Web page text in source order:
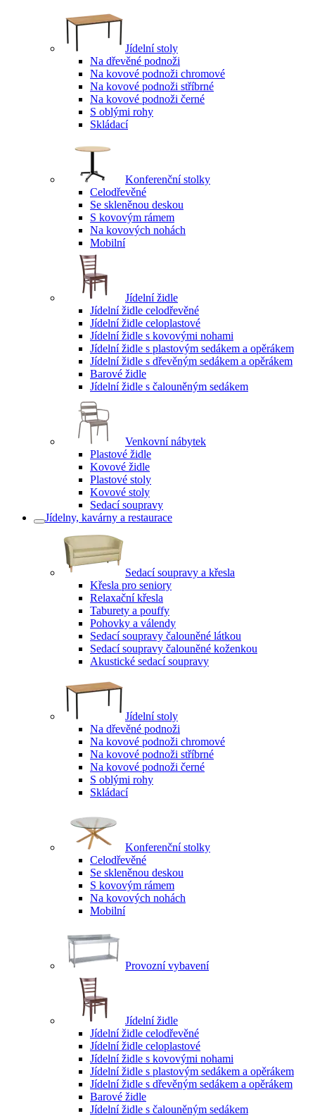
Jídelní stoly
Na dřevěné podnoži
Na kovové podnoži chromové
Na kovové podnoži stříbrné
Na kovové podnoži černé
S oblými rohy
Skládací
Konferenční stolky
Celodřevěné
Se skleněnou deskou
S kovovým rámem
Na kovových nohách
Mobilní
Jídelní židle
Jídelní židle celodřevěné
Jídelní židle celoplastové
Jídelní židle s kovovými nohami
Jídelní židle s plastovým sedákem a opěrákem
Jídelní židle s dřevěným sedákem a opěrákem
Barové židle
Jídelní židle s čalouněným sedákem
Venkovní nábytek
Plastové židle
Kovové židle
Plastové stoly
Kovové stoly
Sedací soupravy
Jídelny, kavárny a restaurace
Sedací soupravy a křesla
Křesla pro seniory
Relaxační křesla
Taburety a pouffy
Pohovky a válendy
Sedací soupravy čalouněné látkou
Sedací soupravy čalouněné koženkou
Akustické sedací soupravy
Jídelní stoly
Na dřevěné podnoži
Na kovové podnoži chromové
Na kovové podnoži stříbrné
Na kovové podnoži černé
S oblými rohy
Skládací
Konferenční stolky
Celodřevěné
Se skleněnou deskou
S kovovým rámem
Na kovových nohách
Mobilní
Provozní vybavení
Jídelní židle
Jídelní židle celodřevěné
Jídelní židle celoplastové
Jídelní židle s kovovými nohami
Jídelní židle s plastovým sedákem a opěrákem
Jídelní židle s dřevěným sedákem a opěrákem
Barové židle
Jídelní židle s čalouněným sedákem